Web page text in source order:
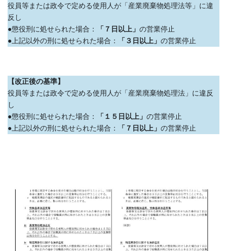
役員等または政令で定める使用人が「産業廃棄物処理法等」に違
反し
●懲役刑に処せられた場合：
「７日以上」 の営業停止
●上記以外の刑に処せられた場合：
「３日以上」 の営業停止
【改正後の基準】
役員等または政令で定める使用人が「産業廃棄物処理法」に違反
し
●懲役刑に処せられた場合：
「１５日以上」 の営業停止
●上記以外の刑に処せられた場合：
「７日以上」 の営業停止